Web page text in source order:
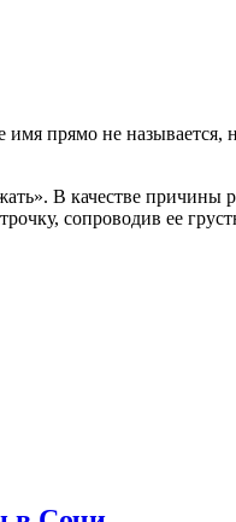
прямо не называется,
В качестве
сопроводив ее